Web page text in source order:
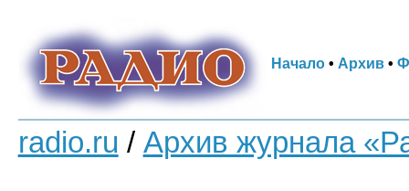
Начало• Архив•
radio.ru / Архив журнала